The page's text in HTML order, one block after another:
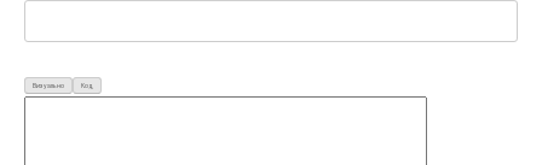
Визуально Код